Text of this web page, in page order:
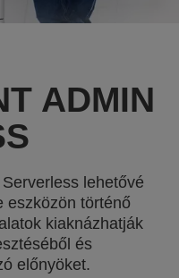
ADMIN
lehetővé
eszközön történő
kiaknázhatják
és
előnyöket.